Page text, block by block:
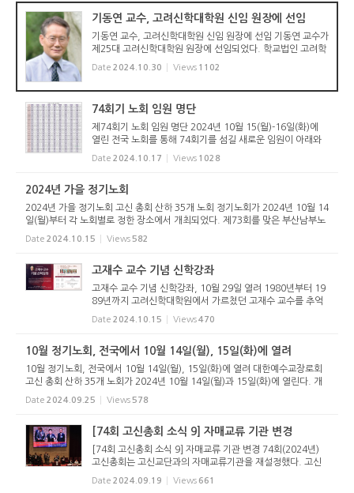
(해방)의 파송을 ...
기동연 교수, 고려신학대학원 신임 원장에 선임
기동연 교수, 고려신학대학원 신임 원장에 선임 기동연 교수가
제25대 고려신학대학원 원장에 선임되었다. 학교법인 고려학
원 이사회(이사장 유연수 목사)는 2024년 10월 28일(월) 오
후 법인 사무실에서 모임을 갖고 고려신학대학원 제25대 원장
Date 2024.10.30 Views 1102
74회기 노회 임원 명단
제74회기 노회 임원 명단 2024년 10월 15(월)-16일(화)에
열린 전국 노회를 통해 74회기를 섬길 새로운 임원이 아래와
같이 선출되었다. 노회 노회장 (목사) 부노회장 (장로) 부노회
장 서 기 부서기 회록서기 부회록서기 회 계 (장) 부회계(장) 강
Date 2024.10.17 Views 1028
2024년 가을 정기노회
2024년 가을 정기노회 고신 총회 산하 35개 노회 정기노회가 2024년 10월 14
일(월)부터 각 노회별로 정한 장소에서 개최되었다. 제73회를 맞은 부산남부노
회(노회장 이상곤 목사)는 10월 14일(월) 오후 7:30분 동래제일교회당(이광은
목사 시무)에서 개최되었...
Date 2024.10.15 Views 582
고재수 교수 기념 신학강좌
고재수 교수 기념 신학강좌, 10월 29일 열려 1980년부터 19
89년까지 고려신학대학원에서 가르쳤던 고재수 교수를 추억
하며 기념 신학강좌를 아래와 같이 개최합니다. 많은 참석 바
랍니다. 일시: 2024년 10월 29일(화) 오전 11시 장소: 고려신
Date 2024.10.15 Views470
10월 정기노회, 전국에서 10월 14일(월), 15일(화)에 열려
10월 정기노회, 전국에서 10월 14일(월), 15일(화)에 열려 대한예수교장로회
고신 총회 산하 35개 노회가 2024년 10월 14일(월)과 15일(화)에 열린다. 개
최장소는 아래와 같다. 이번 노회는 임원 개선을 비롯해 노회의 일반 치리를 다
룰 예정이다. 2024년 10...
Date 2024.09.25 Views 578
[74회 고신총회 소식 9] 자매교류 기관 변경
[74회 고신총회 소식 9] 자매교류 기관 변경 74회(2024년)
고신총회는 고신교단과의 자매교류기관을 재설정했다. 고신
총회는 지난 2023년 7월 헌법 개정을 통해 자매교류기관은
교회헌법 시행세칙에 의한다고 개정한 바 있다(정치 157조).
Date 2024.09.19 Views 661